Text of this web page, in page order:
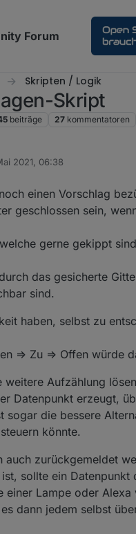
Forum
Skripten / Logik
Skript
beiträge 27 kommentatoren
2021, 06:38
einen Vorschlag
geschlossen sein,
gerne gekippt
das gesicherte
sind.
haben, selbst zu
=> Zu => Offen würde
Aufzählung
Datenpunkt erzeugt,
sogar die bessere
könnte.
zurückgemeldet
sollte ein
einer Lampe oder
dann jedem selbst